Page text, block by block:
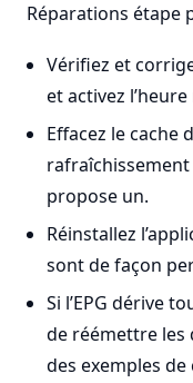
Réparations étape
Vérifiez et
et activez
Effacez le cache
rafraîchissement
propose un.
Réinstallez
sont de façon
Si l’EPG dérive
de réémettre les
des exemples de